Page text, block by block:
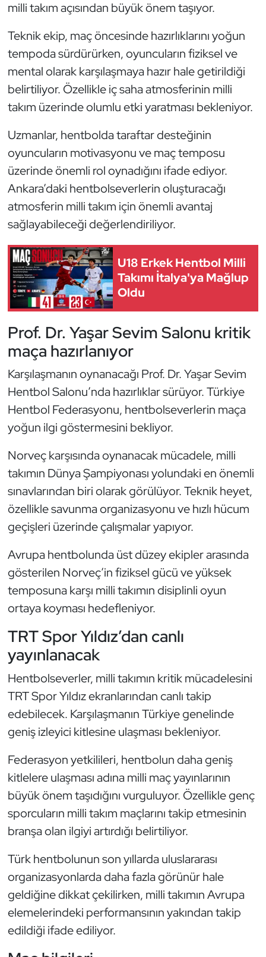
milli takım açısından büyük önem taşıyor.
Teknik ekip, maç öncesinde hazırlıklarını yoğun
tempoda sürdürürken, oyuncuların fiziksel ve
mental olarak karşılaşmaya hazır hale getirildiği
belirtiliyor. Özellikle iç saha atmosferinin milli
takım üzerinde olumlu etki yaratması bekleniyor.
Uzmanlar, hentbolda taraftar desteğinin
oyuncuların motivasyonu ve maç temposu
üzerinde önemli rol oynadığını ifade ediyor.
Ankara’daki hentbolseverlerin oluşturacağı
atmosferin milli takım için önemli avantaj
sağlayabileceği değerlendiriliyor.
U18 Erkek Hentbol Milli
Takımı İtalya'ya Mağlup
Oldu
Prof. Dr. Yaşar Sevim Salonu kritik
maça hazırlanıyor
Karşılaşmanın oynanacağı Prof. Dr. Yaşar Sevim
Hentbol Salonu’nda hazırlıklar sürüyor. Türkiye
Hentbol Federasyonu, hentbolseverlerin maça
yoğun ilgi göstermesini bekliyor.
Norveç karşısında oynanacak mücadele, milli
takımın Dünya Şampiyonası yolundaki en önemli
sınavlarından biri olarak görülüyor. Teknik heyet,
özellikle savunma organizasyonu ve hızlı hücum
geçişleri üzerinde çalışmalar yapıyor.
Avrupa hentbolunda üst düzey ekipler arasında
gösterilen Norveç’in fiziksel gücü ve yüksek
temposuna karşı milli takımın disiplinli oyun
ortaya koyması hedefleniyor.
TRT Spor Yıldız’dan canlı
yayınlanacak
Hentbolseverler, milli takımın kritik mücadelesini
TRT Spor Yıldız ekranlarından canlı takip
edebilecek. Karşılaşmanın Türkiye genelinde
geniş izleyici kitlesine ulaşması bekleniyor.
Federasyon yetkilileri, hentbolun daha geniş
kitlelere ulaşması adına milli maç yayınlarının
büyük önem taşıdığını vurguluyor. Özellikle genç
sporcuların milli takım maçlarını takip etmesinin
branşa olan ilgiyi artırdığı belirtiliyor.
Türk hentbolunun son yıllarda uluslararası
organizasyonlarda daha fazla görünür hale
geldiğine dikkat çekilirken, milli takımın Avrupa
elemelerindeki performansının yakından takip
edildiği ifade ediliyor.
İşitme Engelli Sporcular
Judo ve Kuraş
Kano ve Rafting
Karate
Kayak
Kempo
Kick Boks
Kürek
Masa Tenisi
Modern Pentatlon
Muay Thai
Okçuluk
Optimist
Özel Sporcular
Paralimpik
Ragbi
Satranç
Su Topu
Tekvando
Tenis
Triatlon
Vücut Geliştirme Fitness
Wushu Kungfu
Yelken
Yüzme